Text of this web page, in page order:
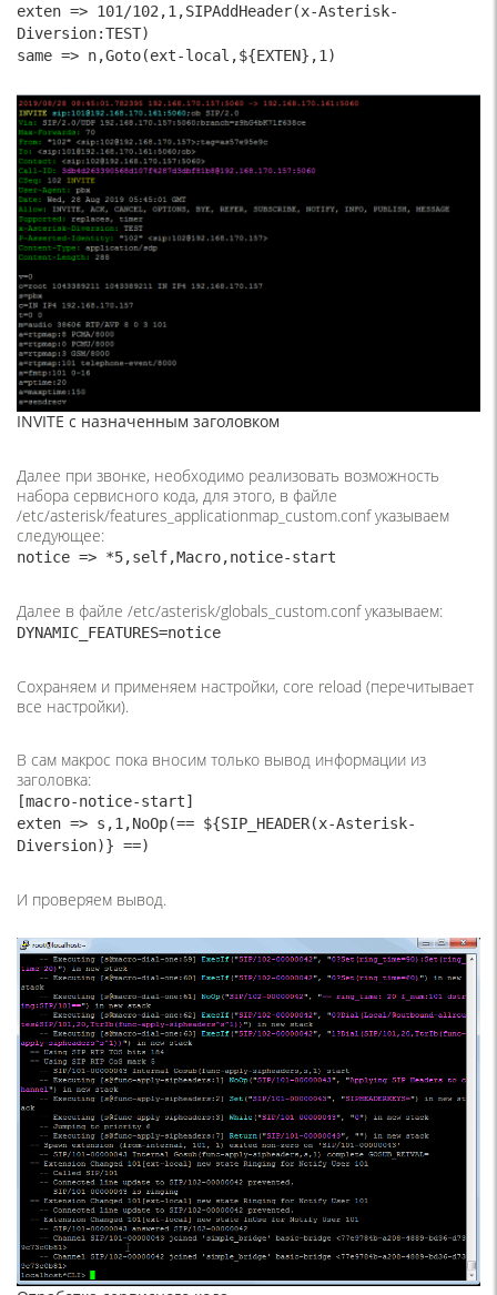
exten => 101/102,1,SIPAddHeader(x-Asterisk-
Diversion:TEST)
same => n,Goto(ext-local,${EXTEN},1)
INVITE с назначенным заголовком
Далее при звонке, необходимо реализовать возможность
набора сервисного кода, для этого, в файле
/etc/asterisk/features_applicationmap_custom.conf указываем
следующее:
notice => *5,self,Macro,notice-start
Далее в файле /etc/asterisk/globals_custom.conf указываем:
DYNAMIC_FEATURES=notice
Сохраняем и применяем настройки, core reload (перечитывает
все настройки).
В сам макрос пока вносим только вывод информации из
заголовка:
[macro-notice-start]
exten => s,1,NoOp(== ${SIP_HEADER(x-Asterisk-
Diversion)} ==)
И проверяем вывод.